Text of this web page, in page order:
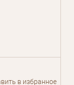
в избранное